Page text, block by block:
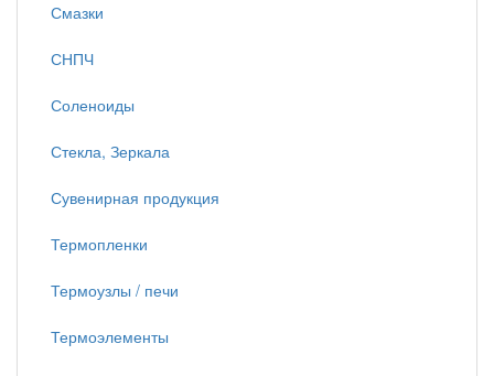
Смазки
СНПЧ
Соленоиды
Стекла, Зеркала
Сувенирная продукция
Термопленки
Термоузлы / печи
Термоэлементы